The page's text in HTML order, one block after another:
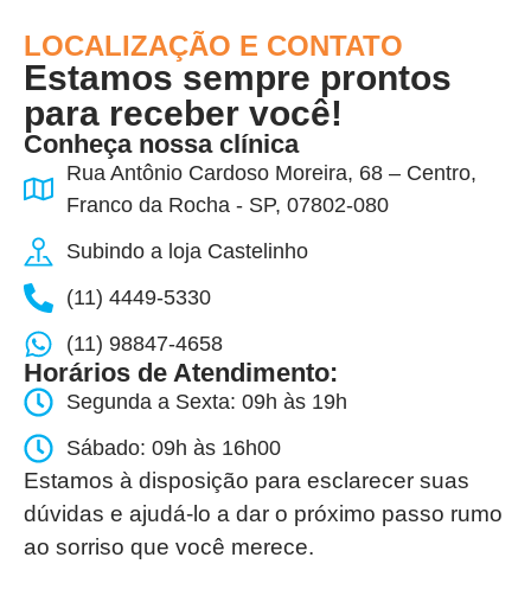
LOCALIZAÇÃO E CONTATO
Estamos sempre prontos
para receber você!
Conheça nossa clínica
Rua Antônio Cardoso Moreira, 68 – Centro,
Franco da Rocha - SP, 07802-080
Subindo a loja Castelinho
(11) 4449-5330
(11) 98847-4658
Horários de Atendimento:
Segunda a Sexta: 09h às 19h
Sábado: 09h às 16h00
Estamos à disposição para esclarecer suas
dúvidas e ajudá-lo a dar o próximo passo rumo
ao sorriso que você merece.